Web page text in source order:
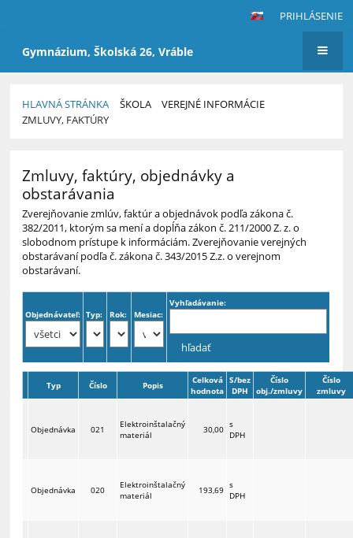
PRIHLÁSENIE
Gymnázium, Školská 26, Vráble
HLAVNÁ STRÁNKA ŠKOLA
VEREJNÉ INFORMÁCIE
ZMLUVY, FAKTÚRY
faktúry
Zmluvy, faktúry, objednávky a
obstarávania
Zverejňovanie zmlúv, faktúr a objednávok podľa zákona č.
382/2011, ktorým sa mení a dopĺňa zákon č. 211/2000 Z. z. o
slobodnom prístupe k informáciám. Zverejňovanie verejných
obstarávaní podľa č. zákona č. 343/2015 Z.z. o verejnom
obstarávaní.
Objednávateľ: Typ: Rok: Mesiac:
Vyhľadávanie:
Typ Číslo Popis
Celková
hodnota
S/bez
DPH
Číslo
obj./zmluvy
Číslo
zmluvy
Objednávka 021
Elektroinštalačný
materiál
30,00 s
DPH
Objednávka 020
Elektroinštalačný
materiál
193,69 s
DPH